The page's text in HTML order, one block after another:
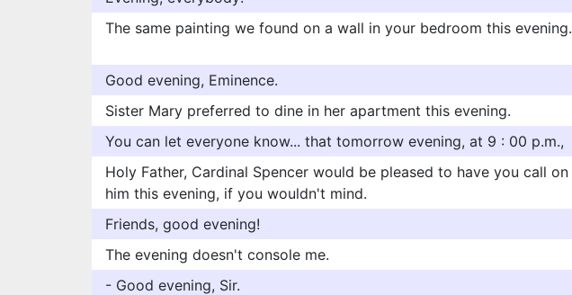
The same painting we found on a wall in your bedroom this evening.
Good evening, Eminence.
Sister Mary preferred to dine in her apartment this evening.
You can let everyone know... that tomorrow evening, at 9 : 00 p.m.,
Holy Father, Cardinal Spencer would be pleased to have you call on
him this evening, if you wouldn't mind.
Friends, good evening!
The evening doesn't console me.
- Good evening, Sir.